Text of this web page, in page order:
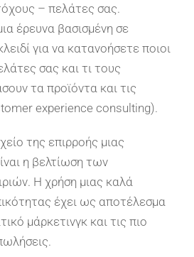
– πελάτες σας.
έρευνα βασισμένη σε
για να κατανοήσετε ποιοι
σας και τι τους
τα προϊόντα και τις
experience consulting).
της επιρροής μιας
η βελτίωση των
Η χρήση μιας καλά
έχει ως αποτέλεσμα
μάρκετινγκ και τις πιο